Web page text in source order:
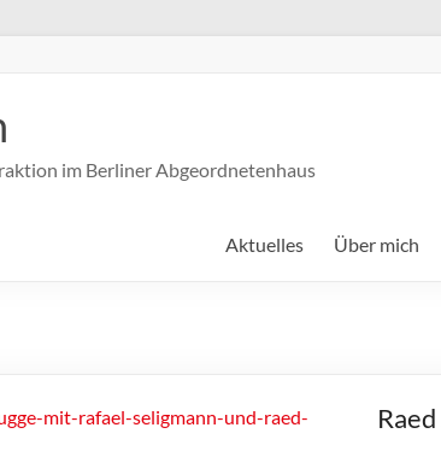
im Berliner Abgeordnetenhaus
Aktuelles Über mich
mit-rafael-seligmann-und-raed-